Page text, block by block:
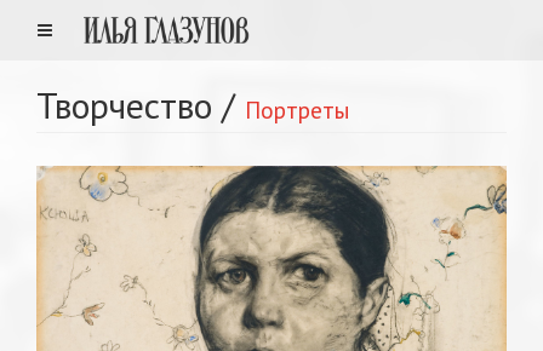
Творчество / Портреты